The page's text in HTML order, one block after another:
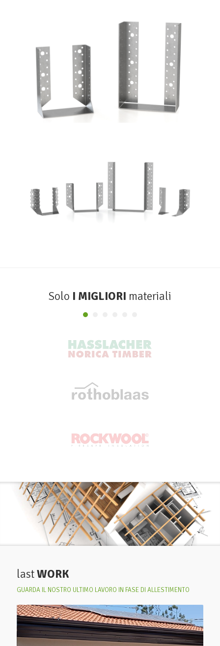
Scarpe metalliche BSI
ROTHOBLAAS
Scarpe metalliche BSA
ROTHOBLAAS
Solo I MIGLIORI materiali
lastWORK
GUARDA IL NOSTRO ULTIMO LAVORO IN FASE DI ALLESTIMENTO